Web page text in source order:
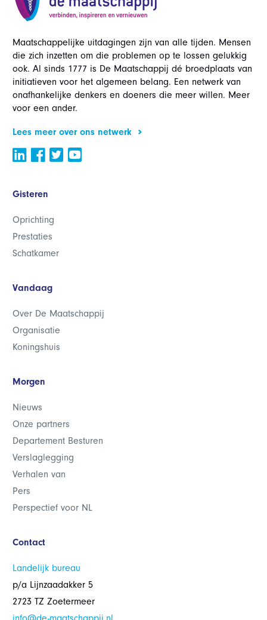
Maatschappelijke uitdagingen zijn van alle tijden. Mensen
die zich inzetten om die problemen op te lossen gelukkig
ook. Al sinds 1777 is De Maatschappij dé broedplaats van
initiatieven voor het algemeen belang. Een netwerk van
onafhankelijke denkers en doeners die meer willen. Meer
voor een ander.
Lees meer over ons netwerk
Gisteren
Oprichting
Prestaties
Schatkamer
Vandaag
Over De Maatschappij
Organisatie
Koningshuis
Morgen
Nieuws
Onze partners
Departement Besturen
Verslaglegging
Verhalen van
Pers
Perspectief voor NL
Contact
Landelijk bureau
p/a Lijnzaadakker 5
2723 TZ Zoetermeer